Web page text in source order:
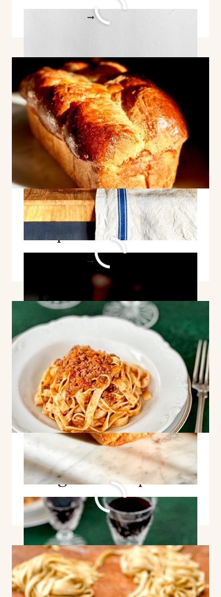
AROMATISCHES
Sourdough Brioche
Recipe
SOURDOUGH
BRIOCHE
RECIPE
Tagliatelle alla
Bolognese Recipe
WEITERLESENTAGLIATELLE
BOLOGNESE
RECIPE